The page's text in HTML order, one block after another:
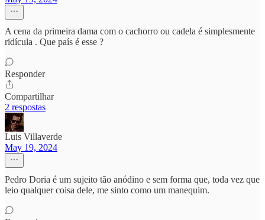
A cena da primeira dama com o cachorro ou cadela é simplesmente
ridícula . Que país é esse ?
Responder
Compartilhar
2 respostas
Luis Villaverde
May 19, 2024
Pedro Doria é um sujeito tão anódino e sem forma que, toda vez que
leio qualquer coisa dele, me sinto como um manequim.